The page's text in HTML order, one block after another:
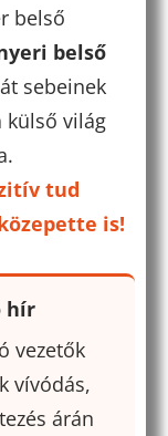
belső
belső
sebeinek
külső világ
tud
is!
hír
vezetők
vívódás,
árán